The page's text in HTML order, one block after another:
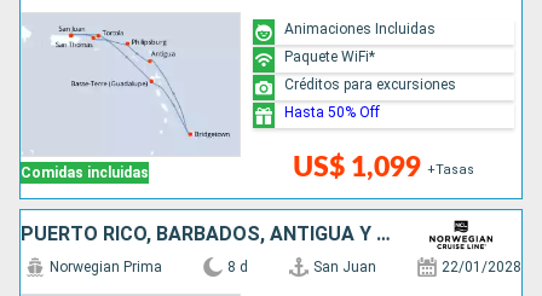
Comidas incluidas US$ 1,099 +Tasas
Animaciones Incluidas
Paquete WiFi*
Créditos para excursiones
Hasta 50% Off
PUERTO RICO, BARBADOS, ANTIGUA Y BARBUDA, SAN MARTÍN
Norwegian Prima 8 d San Juan 22/01/2028